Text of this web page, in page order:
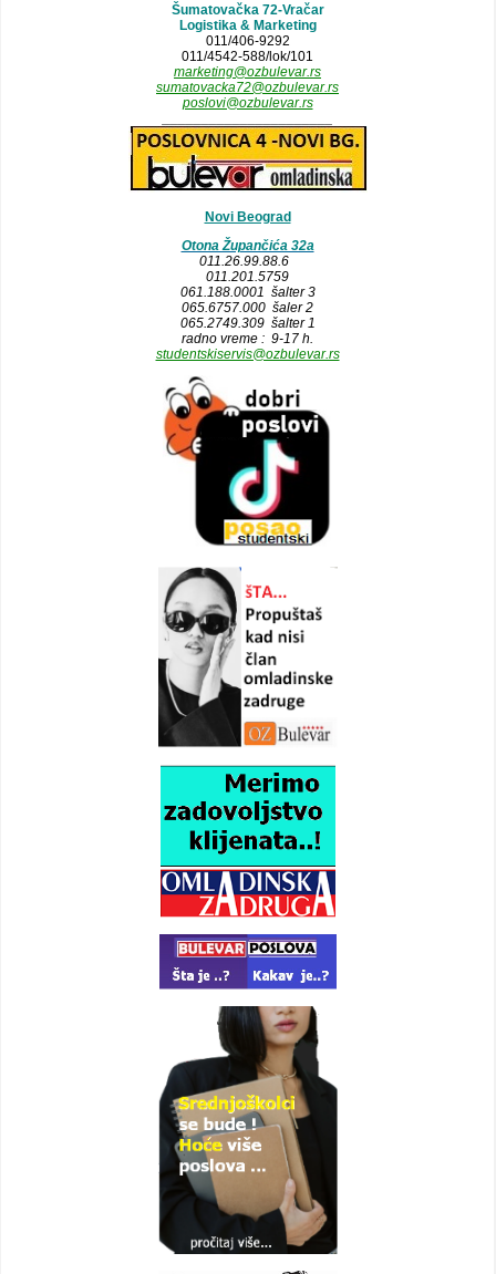
Šumatovačka 72-Vračar
Logistika & Marketing
011/406-9292
011/4542-588/lok/101
marketing@ozbulevar.rs
sumatovacka72@ozbulevar.rs
poslovi@ozbulevar.rs
Novi Beograd
Otona Župančića 32a
011.26.99.88.6
011.201.5759
061.188.0001 šalter 3
065.6757.000 šaler 2
065.2749.309 šalter 1
radno vreme : 9-17 h.
studentskiservis@ozbulevar.rs